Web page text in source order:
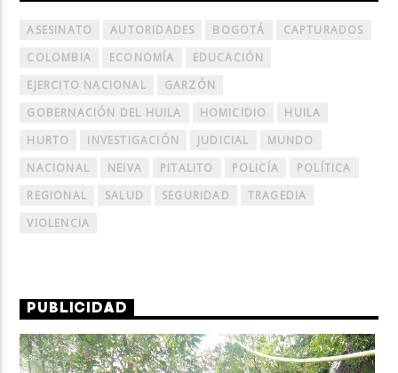
ASESINATO AUTORIDADES BOGOTÁ
CAPTURADOS
COLOMBIA
ECONOMÍA
EDUCACIÓN
EJERCITO NACIONAL
GARZÓN
GOBERNACIÓN DEL HUILA
HOMICIDIO
HUILA
HURTO
INVESTIGACIÓN JUDICIAL
MUNDO
NACIONAL
NEIVA PITALITO POLICÍA
POLÍTICA
REGIONAL
SALUD SEGURIDAD
TRAGEDIA
VIOLENCIA
PUBLICIDAD